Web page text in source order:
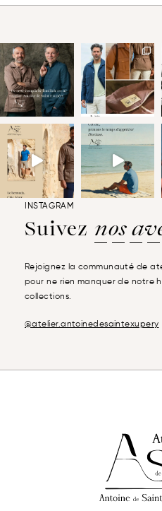
INSTAGRAM
Suivez nos
Rejoignez la communauté de
pour ne rien manquer de notre
collections.
@atelier.antoinedesaintexupery